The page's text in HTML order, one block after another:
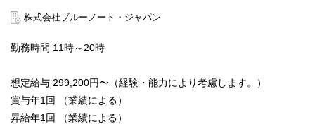
株式会社ブルーノート・ジャパン
勤務時間 11時～20時
想定給与 299,200円〜（経験・能力により考慮します。）
賞与年1回 （業績による）
昇給年1回 （業績による）